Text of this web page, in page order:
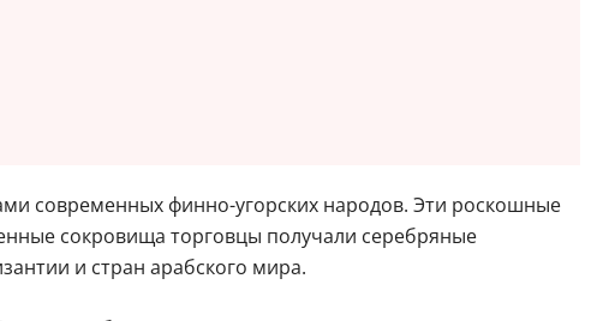
современных финно-угорских народов. Эти роскошные
сокровища торговцы получали серебряные
и стран арабского мира.